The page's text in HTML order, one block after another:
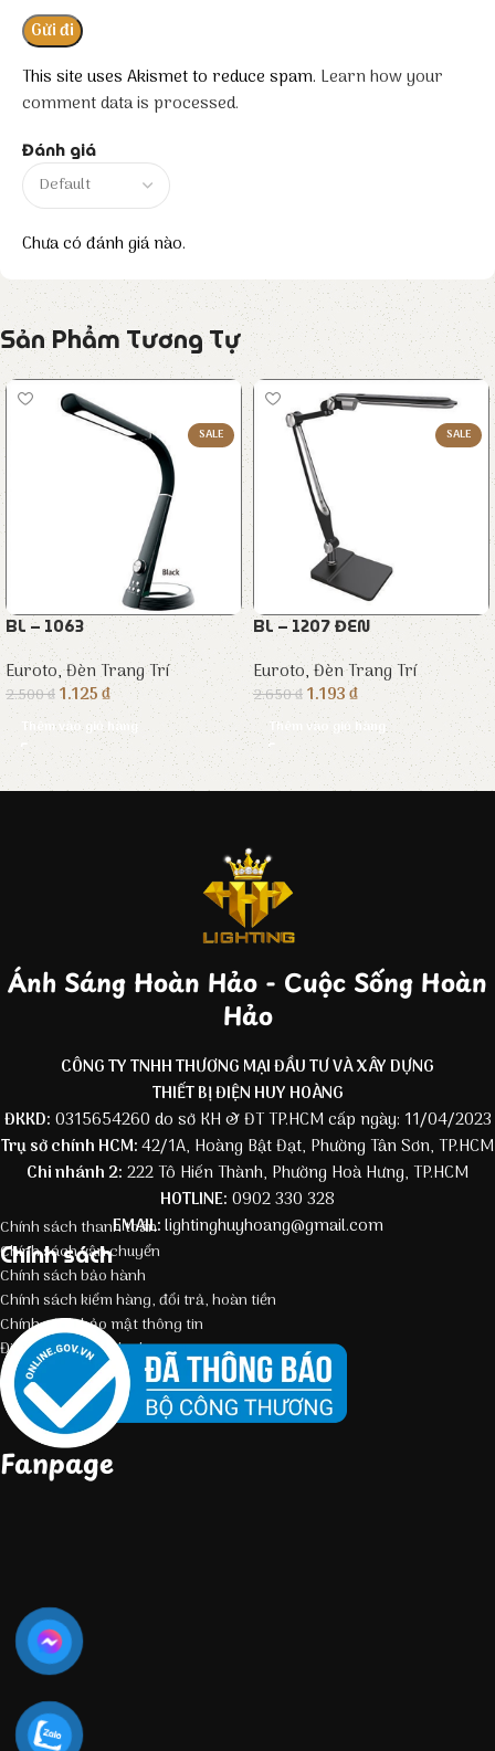
Đánh giá
Chưa có đánh giá nào.
This site uses Akismet to reduce spam. Learn how your
comment data is processed.
Sản Phẩm Tương Tự
SALE
BL – 1063
Euroto,Đèn Trang Trí
2.500₫1.125₫
Thêm vào giỏ hàng
SALE
BL – 1207 ĐEN
Euroto,Đèn Trang Trí
2.650₫1.193₫
Thêm vào giỏ hàng
Ánh Sáng Hoàn Hảo - Cuộc Sống Hoàn
Hảo
CÔNG TY TNHH THƯƠNG MẠI ĐẦU TƯ VÀ XÂY DỰNG
THIẾT BỊ ĐIỆN HUY HOÀNG
ĐKKD: 0315654260 do sở KH & ĐT TP.HCM cấp ngày: 11/04/2023
Trụ sở chính HCM:42/1A, Hoàng Bật Đạt, Phường Tân Sơn, TP.HCM
Chi nhánh 2: 222 Tô Hiến Thành, Phường Hoà Hưng, TP.HCM
HOTLINE: 0902 330 328
EMAIL:lightinghuyhoang@gmail.com
Chính sách
Chính sách thanh toán
Chính sách vận chuyển
Chính sách bảo hành
Chính sách kiểm hàng, đổi trả, hoàn tiền
Chính sách bảo mật thông tin
Điều kiện giao dịch chung
Fanpage